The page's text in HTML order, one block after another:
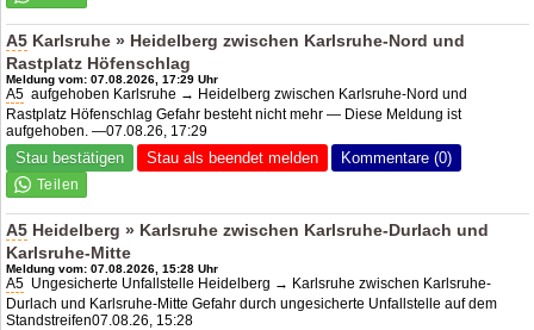
A5 Karlsruhe » Heidelberg zwischen Karlsruhe-Nord und
Rastplatz Höfenschlag
Meldung vom: 07.08.2026, 17:29 Uhr
A5 aufgehoben Karlsruhe → Heidelberg zwischen Karlsruhe-Nord und
Rastplatz Höfenschlag Gefahr besteht nicht mehr — Diese Meldung ist
aufgehoben. —07.08.26, 17:29
Stau bestätigen Stau als beendet melden Kommentare (0)
A5 Heidelberg » Karlsruhe zwischen Karlsruhe-Durlach und
Karlsruhe-Mitte
Meldung vom: 07.08.2026, 15:28 Uhr
A5 Ungesicherte Unfallstelle Heidelberg → Karlsruhe zwischen Karlsruhe-
Durlach und Karlsruhe-Mitte Gefahr durch ungesicherte Unfallstelle auf dem
Standstreifen07.08.26, 15:28